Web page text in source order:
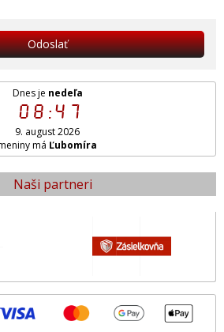
Odoslať
Dnes je nedeľa
08:47
9. august 2026
má Ľubomíra
Naši partneri